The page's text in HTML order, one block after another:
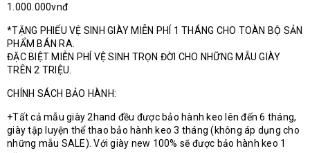
1.000.000vnđ
*TẶNG PHIẾU VỆ SINH GIÀY MIỄN PHÍ 1 THÁNG CHO TOÀN BỘ SẢN
PHẨM BÁN RA.
ĐẶC BIỆT MIỄN PHÍ VỆ SINH TRỌN ĐỜI CHO NHỮNG MẪU GIÀY
TRÊN 2 TRIỆU.
CHÍNH SÁCH BẢO HÀNH:
+Tất cả mẫu giày 2hand đều được bảo hành keo lên đến 6 tháng,
giày tập luyện thể thao bảo hành keo 3 tháng (không áp dụng cho
những mẫu SALE). Với giày new 100% sẽ được bảo hành keo 1